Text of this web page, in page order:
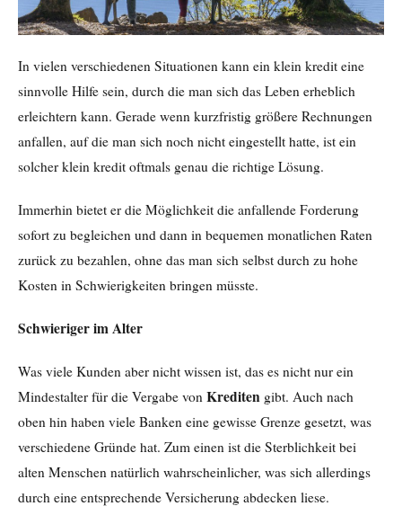
In vielen verschiedenen Situationen kann ein klein kredit eine
sinnvolle Hilfe sein, durch die man sich das Leben erheblich
erleichtern kann. Gerade wenn kurzfristig größere Rechnungen
anfallen, auf die man sich noch nicht eingestellt hatte, ist ein
solcher klein kredit oftmals genau die richtige Lösung.
Immerhin bietet er die Möglichkeit die anfallende Forderung
sofort zu begleichen und dann in bequemen monatlichen Raten
zurück zu bezahlen, ohne das man sich selbst durch zu hohe
Kosten in Schwierigkeiten bringen müsste.
Schwieriger im Alter
Was viele Kunden aber nicht wissen ist, das es nicht nur ein
Mindestalter für die Vergabe von Krediten gibt. Auch nach
oben hin haben viele Banken eine gewisse Grenze gesetzt, was
verschiedene Gründe hat. Zum einen ist die Sterblichkeit bei
alten Menschen natürlich wahrscheinlicher, was sich allerdings
durch eine entsprechende Versicherung abdecken liese.